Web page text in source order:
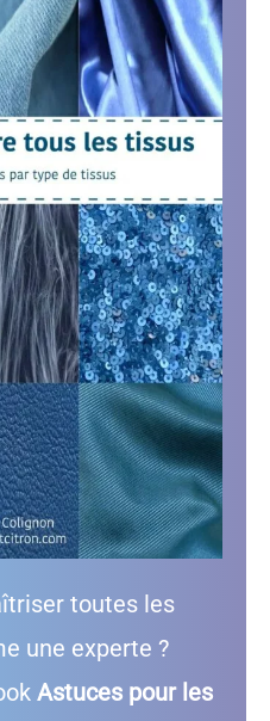
toutes les
une experte ?
Astuces pour les